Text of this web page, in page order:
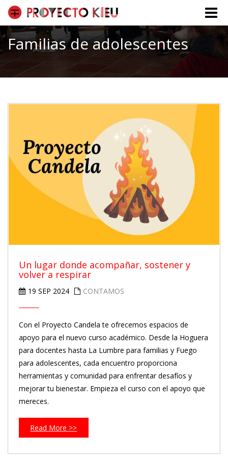
Toggle
Familias de adolescentes
Un lugar donde acompañar, sostener y
volver a respirar
19 SEP 2024 CONTAMOS
Con el Proyecto Candela te ofrecemos espacios de
apoyo para el nuevo curso académico. Desde la Hoguera
para docentes hasta La Lumbre para familias y Fuego
para adolescentes, cada encuentro proporciona
herramientas y comunidad para enfrentar desafíos y
mejorar tu bienestar. Empieza el curso con el apoyo que
mereces.
Read More >>